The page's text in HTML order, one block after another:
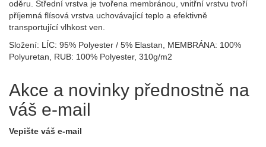
oděru. Střední vrstva je tvořena membránou, vnitřní vrstvu tvoří
příjemná flísová vrstva uchovávající teplo a efektivně
transportující vlhkost ven.
Složení: LÍC: 95% Polyester / 5% Elastan, MEMBRÁNA: 100%
Polyuretan, RUB: 100% Polyester , 310g/m2
Akce a novinky přednostně na
váš e-mail
Vepište váš e-mail